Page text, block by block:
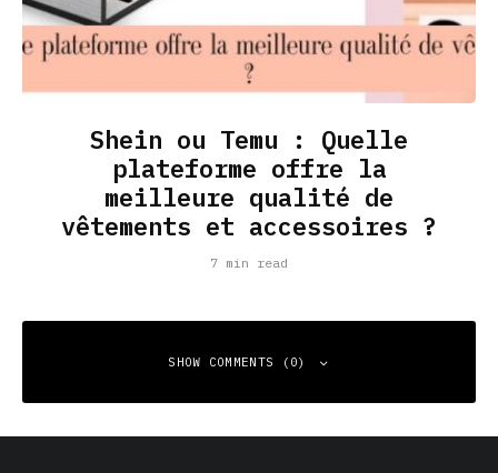
Shein ou Temu : Quelle
plateforme offre la
meilleure qualité de
vêtements et accessoires ?
7 min read
SHOW COMMENTS (0)